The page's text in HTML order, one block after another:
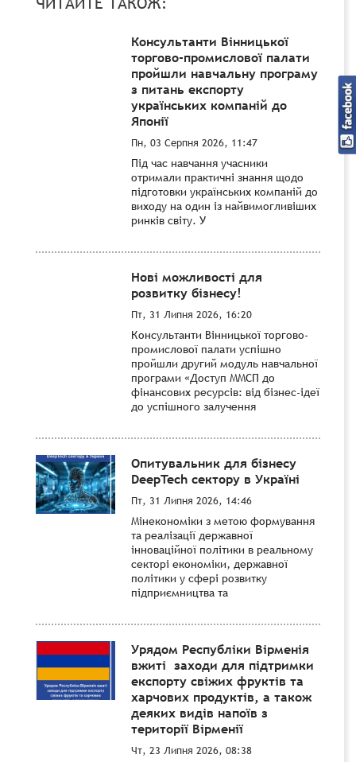
Консультанти Вінницької
торгово-промислової палати
пройшли навчальну програму
з питань експорту
українських компаній до
Японії
Пн, 03 Серпня 2026, 11:47
Під час навчання учасники
отримали практичні знання щодо
підготовки українських компаній до
виходу на один із найвимогливіших
ринків світу. У
Нові можливості для
розвитку бізнесу!
Пт, 31 Липня 2026, 16:20
Консультанти Вінницької торгово-
промислової палати успішно
пройшли другий модуль навчальної
програми «Доступ ММСП до
фінансових ресурсів: від бізнес-ідеї
до успішного залучення
Опитувальник для бізнесу
DeepTech сектору в Україні
Пт, 31 Липня 2026, 14:46
Мінекономіки з метою формування
та реалізації державної
інноваційної політики в реальному
секторі економіки, державної
політики у сфері розвитку
підприємництва та
Урядом Республіки Вірменія
вжиті заходи для підтримки
експорту свіжих фруктів та
харчових продуктів, а також
деяких видів напоїв з
території Вірменії
Чт, 23 Липня 2026, 08:38